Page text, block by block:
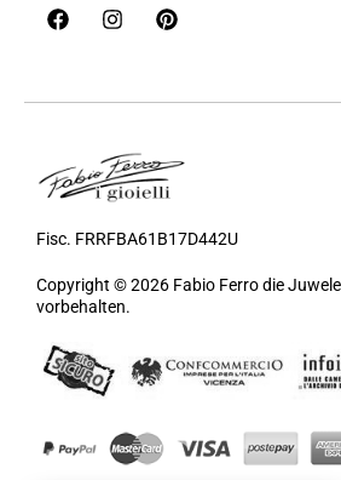
Fisc. FRRFBA61B17D442U
Copyright © 2026 Fabio Ferro die
vorbehalten.